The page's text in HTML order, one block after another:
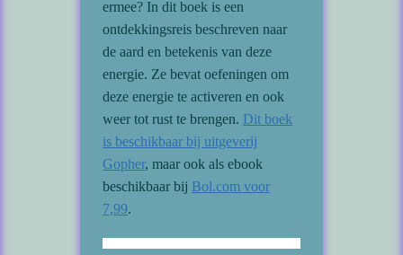
ermee? In dit boek is een
ontdekkingsreis beschreven naar
de aard en betekenis van deze
energie. Ze bevat oefeningen om
deze energie te activeren en ook
weer tot rust te brengen. Dit boek
is beschikbaar bij uitgeverij
Gopher, maar ook als ebook
beschikbaar bij Bol.com voor
7,99.